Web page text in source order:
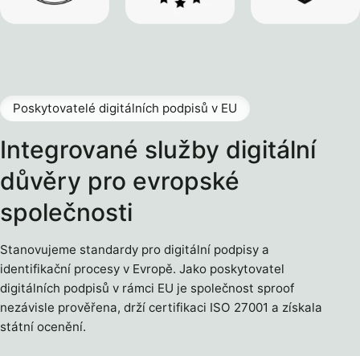
Integrované služby digitální
důvěry pro evropské
společnosti
Poskytovatelé digitálních podpisů v EU
Stanovujeme standardy pro digitální podpisy a
identifikační procesy v Evropě. Jako poskytovatel
digitálních podpisů v rámci EU je společnost sproof
nezávisle prověřena, drží certifikaci ISO 27001 a získala
státní ocenění.